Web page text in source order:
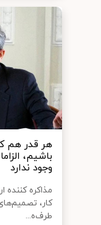
هر قدر هم
باشیم،
وجود ندارد
مذاکره کننده
کار،
طرف‌ه...